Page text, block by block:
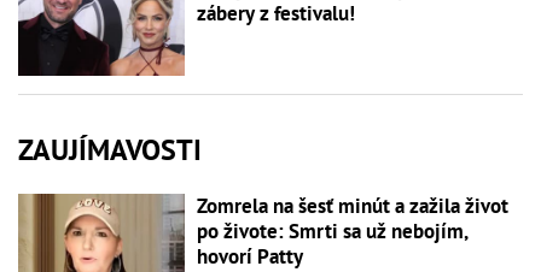
zábery z festivalu!
ZAUJÍMAVOSTI
Zomrela na šesť minút a zažila život
po živote: Smrti sa už nebojím,
hovorí Patty